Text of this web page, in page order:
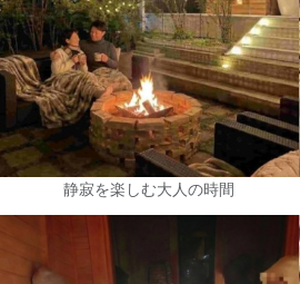
静寂を楽しむ大人の時間